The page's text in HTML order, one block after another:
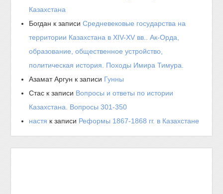
Казахстана
Богдан к записиСредневековые государства на
территории Казахстана в XIV-XV вв.. Ак-Орда,
образование, общественное устройство,
политическая история. Походы Имира Тимура.
Азамат Аргун к записи Гунны
Стас к записи Вопросы и ответы по истории
Казахстана. Вопросы 301-350
настя к записи Реформы 1867-1868 гг. в Казахстане